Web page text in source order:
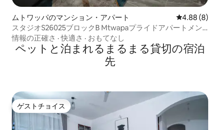
ムトワッパのマンション・アパート レビュー8件
4.88 (8)
スタジオS26025ブロックB Mtwapaプライドアパートメン
ト
情報の正確さ ·快適さ · おもてなし
ペットと泊まれるまるまる貸切の宿泊
先
ゲストチョイス
ゲストチョイス